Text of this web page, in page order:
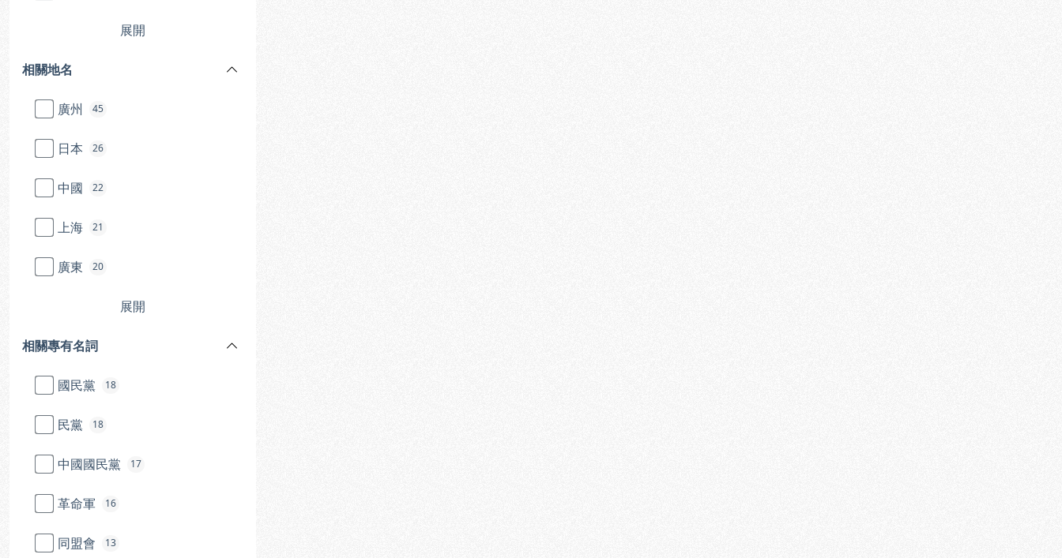
展開
相關地名
廣州 45
日本 26
中國 22
上海 21
廣東 20
展開
相關專有名詞
國民黨 18
民黨 18
中國國民黨 17
革命軍 16
同盟會 13